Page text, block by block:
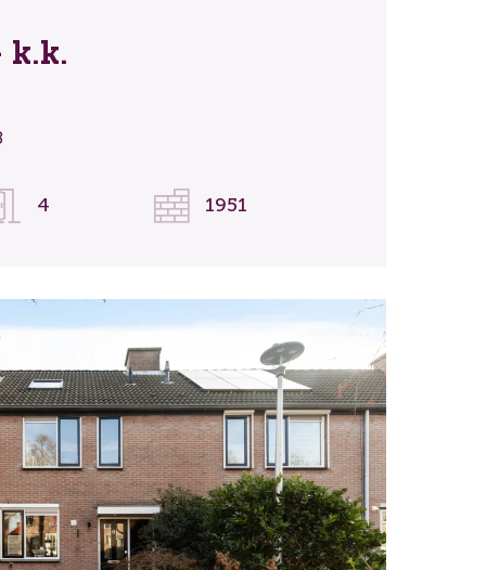
k.k.
4 1951